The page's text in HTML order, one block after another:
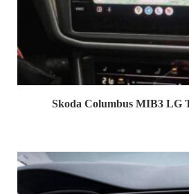
Skoda Columbus MIB3 LG